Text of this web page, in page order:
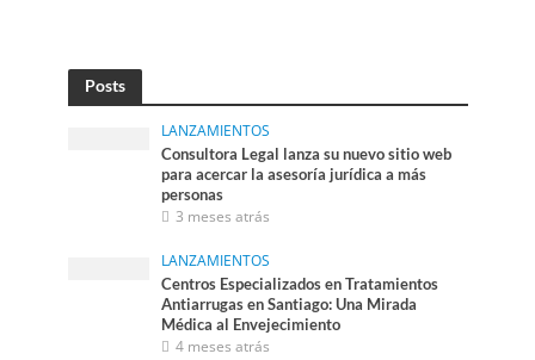
Posts
LANZAMIENTOS
Consultora Legal lanza su nuevo sitio web
para acercar la asesoría jurídica a más
personas
3 meses atrás
LANZAMIENTOS
Centros Especializados en Tratamientos
Antiarrugas en Santiago: Una Mirada
Médica al Envejecimiento
4 meses atrás